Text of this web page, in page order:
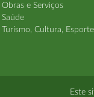
Obras e Serviços
Saúde
Turismo, Cultura,
Este